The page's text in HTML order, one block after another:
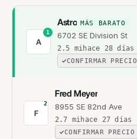
A
1
Astro MÁS BARATO
6702 SE Division St
2.5 mihace 28 días
CONFIRMAR PRECIO
F
2
Fred Meyer
8955 SE 82nd Ave
2.7 mihace 27 días
CONFIRMAR PRECIO